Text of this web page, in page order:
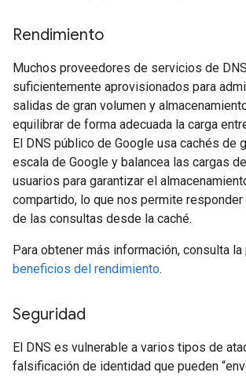
Rendimiento
Muchos proveedores de servicios de
suficientemente aprovisionados para
salidas de gran volumen y
equilibrar de forma adecuada la carga
El DNS público de Google usa cachés de
escala de Google y balancea las cargas
usuarios para garantizar el
compartido, lo que nos permite responder
de las consultas desde la caché.
Para obtener más información, consulta
beneficios del rendimiento.
Seguridad
El DNS es vulnerable a varios tipos de
falsificación de identidad que pueden